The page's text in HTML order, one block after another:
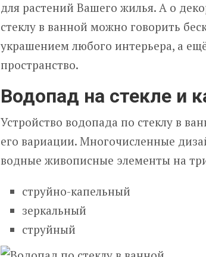
для растений Вашего жилья. А о
стеклу в ванной можно говорить
украшением любого интерьера, а
пространство.
Водопад на стекле и
Устройство водопада по стеклу в
его вариации. Многочисленные
водные живописные элементы на
струйно-капельный
зеркальный
струйный